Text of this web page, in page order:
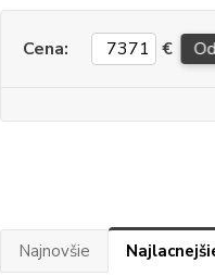
Cena: € Od
Najnovšie